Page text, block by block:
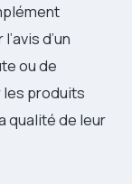
d’un
ou de
produits
qualité de leur